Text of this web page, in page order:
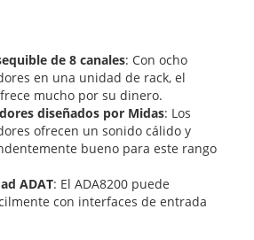
de 8 canales: Con ocho
en una unidad de rack, el
mucho por su dinero.
diseñados por Midas: Los
ofrecen un sonido cálido y
bueno para este rango
ADAT: El ADA8200 puede
con interfaces de entrada